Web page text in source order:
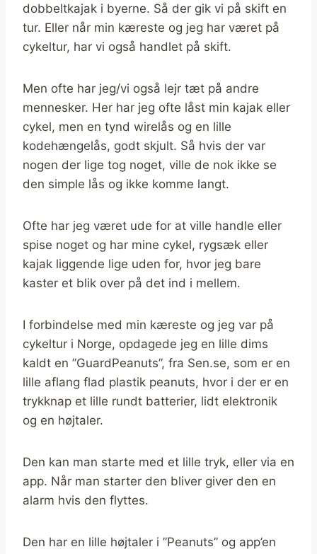
dobbeltkajak i byerne. Så der gik vi på skift en
tur. Eller når min kæreste og jeg har været på
cykeltur, har vi også handlet på skift.
Men ofte har jeg/vi også lejr tæt på andre
mennesker. Her har jeg ofte låst min kajak eller
cykel, men en tynd wirelås og en lille
kodehængelås, godt skjult. Så hvis der var
nogen der lige tog noget, ville de nok ikke se
den simple lås og ikke komme langt.
Ofte har jeg været ude for at ville handle eller
spise noget og har mine cykel, rygsæk eller
kajak liggende lige uden for, hvor jeg bare
kaster et blik over på det ind i mellem.
I forbindelse med min kæreste og jeg var på
cykeltur i Norge, opdagede jeg en lille dims
kaldt en ”GuardPeanuts”, fra Sen.se, som er en
lille aflang flad plastik peanuts, hvor i der er en
trykknap et lille rundt batterier, lidt elektronik
og en højtaler.
Den kan man starte med et lille tryk, eller via en
app. Når man starter den bliver giver den en
alarm hvis den flyttes.
Den har en lille højtaler i ”Peanuts” og app’en